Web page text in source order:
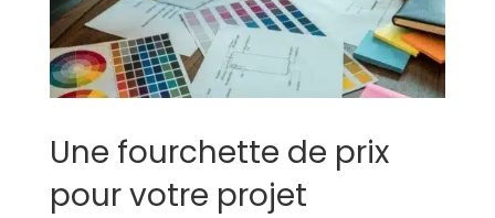
Une fourchette de prix
pour votre projet